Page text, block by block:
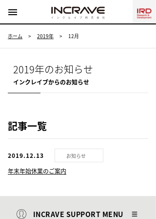
ホーム > 2019年 > 12月
2019年のお知らせ
インクレイブからのお知らせ
記事一覧
2019.12.13 お知らせ
年末年始休業のご案内
INCRAVE SUPPORT MENU